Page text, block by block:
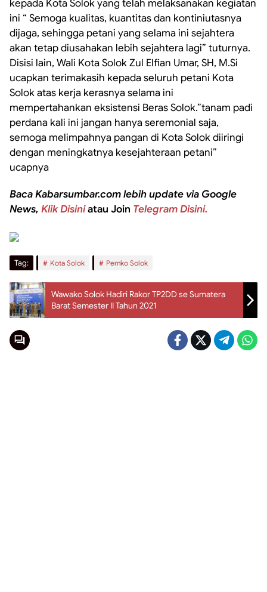
kepada Kota Solok yang telah melaksanakan kegiatan
ini “ Semoga kualitas, kuantitas dan kontiniutasnya
dijaga, sehingga petani yang selama ini sejahtera
akan tetap diusahakan lebih sejahtera lagi” tuturnya.
Disisi lain, Wali Kota Solok Zul Elfian Umar, SH, M.Si
ucapkan terimakasih kepada seluruh petani Kota
Solok atas kerja kerasnya selama ini
mempertahankan eksistensi Beras Solok.”tanam padi
perdana kali ini jangan hanya seremonial saja,
semoga melimpahnya pangan di Kota Solok diiringi
dengan meningkatnya kesejahteraan petani”
ucapnya
Baca Kabarsumbar.com lebih update via Google
News, Klik Disiniatau Join Telegram Disini.
Tag: Kota Solok Pemko Solok
Wawako Solok Hadiri Rakor TP2DD se Sumatera
Barat Semester II Tahun 2021